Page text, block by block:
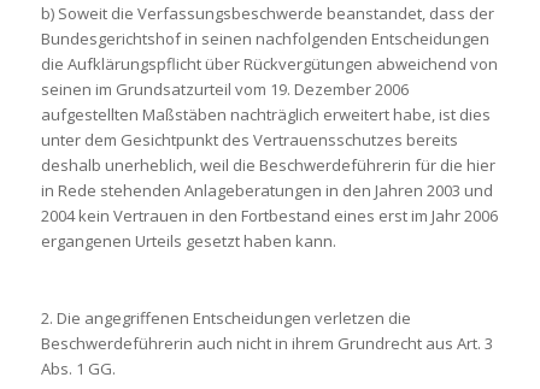
b) Soweit die Verfassungsbeschwerde beanstandet, dass der
Bundesgerichtshof in seinen nachfolgenden Entscheidungen
die Aufklärungspflicht über Rückvergütungen abweichend von
seinen im Grundsatzurteil vom 19. Dezember 2006
aufgestellten Maßstäben nachträglich erweitert habe, ist dies
unter dem Gesichtpunkt des Vertrauensschutzes bereits
deshalb unerheblich, weil die Beschwerdeführerin für die hier
in Rede stehenden Anlageberatungen in den Jahren 2003 und
2004 kein Vertrauen in den Fortbestand eines erst im Jahr 2006
ergangenen Urteils gesetzt haben kann.
2. Die angegriffenen Entscheidungen verletzen die
Beschwerdeführerin auch nicht in ihrem Grundrecht aus Art. 3
Abs. 1 GG.